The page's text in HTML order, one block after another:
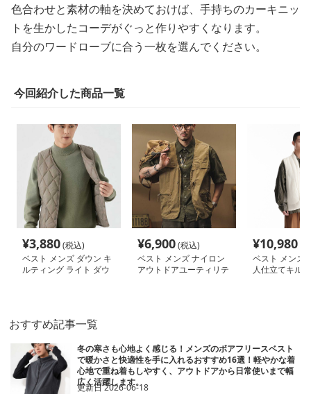
色合わせと素材の軸を決めておけば、手持ちのカーキニッ
トを生かしたコーデがぐっと作りやすくなります。
自分のワードローブに合う一枚を選んでください。
今回紹介した商品一覧
¥3,880(税込)
ベスト メンズ ダウン キ
ルティング ライト ダウ
¥6,900(税込)
ベスト メンズ ナイロン
アウトドアユーティリテ
¥10,980
ベスト メンズ
人仕立てキル
おすすめ記事一覧
冬の寒さも心地よく感じる！メンズのボアフリースベスト
で暖かさと快適性を手に入れるおすすめ16選！軽やかな着
心地で重ね着もしやすく、アウトドアから日常使いまで幅
広く活躍します。
更新日2026-06-18